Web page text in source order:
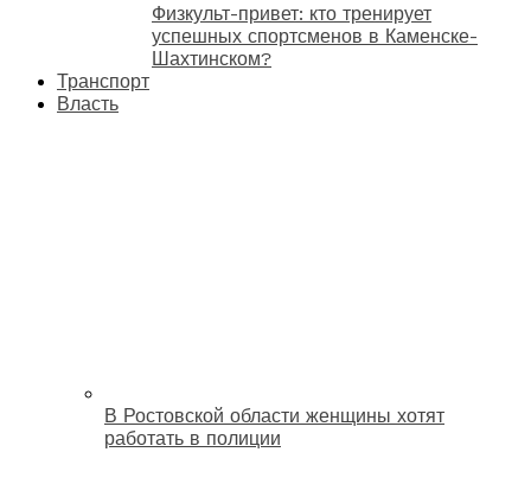
Физкульт-привет: кто тренирует
успешных спортсменов в Каменске-
Шахтинском?
Транспорт
Власть
В Ростовской области женщины хотят
работать в полиции